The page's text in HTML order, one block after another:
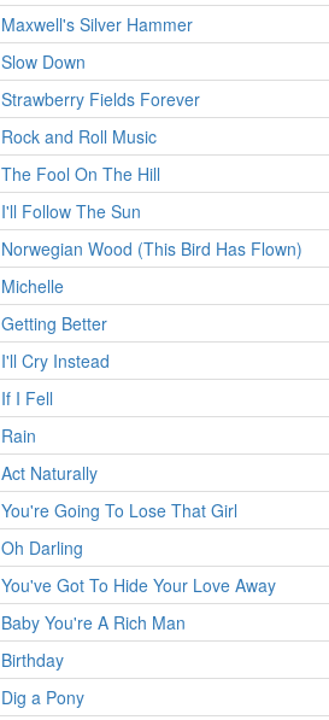
Maxwell's Silver Hammer
Slow Down
Strawberry Fields Forever
Rock and Roll Music
The Fool On The Hill
I'll Follow The Sun
Norwegian Wood (This Bird Has Flown)
Michelle
Getting Better
I'll Cry Instead
If I Fell
Rain
Act Naturally
You're Going To Lose That Girl
Oh Darling
You've Got To Hide Your Love Away
Baby You're A Rich Man
Birthday
Dig a Pony